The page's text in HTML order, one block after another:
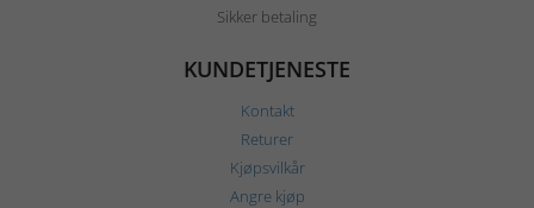
Sikker betaling
KUNDETJENESTE
Kontakt
Returer
Kjøpsvilkår
Angre kjøp